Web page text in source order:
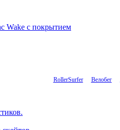
Wake с покрытием
RollerSurfer Велобег